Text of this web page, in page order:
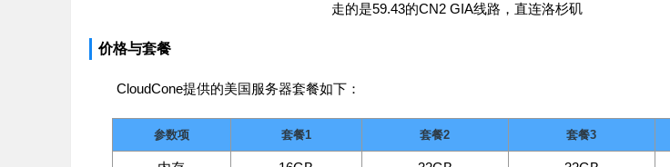
走的是59.43的CN2 GIA线路，直连洛杉矶
价格与套餐
CloudCone提供的美国服务器套餐如下：
参数项 套餐1 套餐2 套餐3